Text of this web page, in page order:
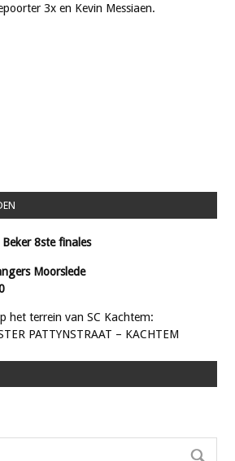
3x en Kevin Messiaen.
8ste finales
Moorslede
het terrein van SC Kachtem:
PATTYNSTRAAT – KACHTEM